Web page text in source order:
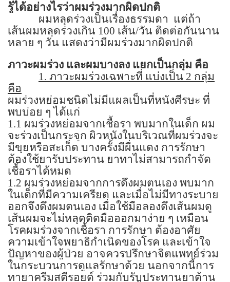
รู้ได้อย่างไรว่าผมร่วงมากผิดปกติ
ผมหลุดร่วงเป็นเรื่องธรรมดา แต่ถ้า
เส้นผมหลุดร่วงเกิน 100 เส้น/วัน ติดต่อกันนาน
หลาย ๆ วัน แสดงว่ามีผมร่วงมากผิดปกติ
ภาวะผมร่วง และผมบางลง แยกเป็นกลุ่ม คือ
1. ภาวะผมร่วงเฉพาะที่ แบ่งเป็น 2 กลุ่ม
คือ
ผมร่วงหย่อมชนิดไม่มีแผลเป็นที่หนังศีรษะ ที่
พบบ่อย ๆ ได้แก่
1.1 ผมร่วงหย่อมจากเชื้อรา พบมากในเด็ก ผม
จะร่วงเป็นกระจุก ผิวหนังในบริเวณที่ผมร่วงจะ
มีขุยหรือสะเก็ด บางครั้งมีผื่นแดง การรักษา
ต้องใช้ยารับประทาน ยาทาไม่สามารถกำจัด
เชื้อราได้หมด
1.2 ผมร่วงหย่อมจากการดึงผมตนเอง พบมาก
ในเด็กที่มีความเครียด และเมื่อไม่มีทางระบาย
ออกจึงดึงผมตนเอง เมื่อใช้มือลองดึงเส้นผมดู
เส้นผมจะไม่หลุดติดมือออกมาง่าย ๆ เหมือน
โรคผมร่วงจากเชื้อรา การรักษา ต้องอาศัย
ความเข้าใจพยาธิกำเนิดของโรค และเข้าใจ
ปัญหาของผู้ป่วย อาจควรปรึกษาจิตแพทย์ร่วม
ในกระบวนการดูแลรักษาด้วย นอกจากนี้การ
ทายาครีมสตีรอยด์ ร่วมกับรับประทานยาต้าน